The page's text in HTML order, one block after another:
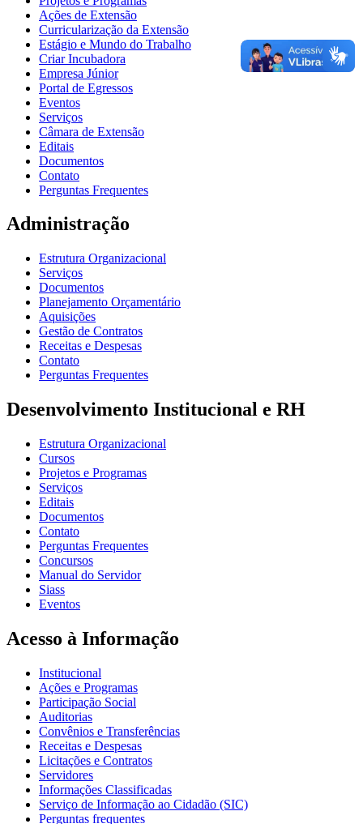
Ações de Extensão
Curricularização da Extensão
Estágio e Mundo do Trabalho
Criar Incubadora
Empresa Júnior
Portal de Egressos
Eventos
Serviços
Câmara de Extensão
Editais
Documentos
Contato
Perguntas Frequentes
Administração
Estrutura Organizacional
Serviços
Documentos
Planejamento Orçamentário
Aquisições
Gestão de Contratos
Receitas e Despesas
Contato
Perguntas Frequentes
Desenvolvimento Institucional e RH
Estrutura Organizacional
Cursos
Projetos e Programas
Serviços
Editais
Documentos
Contato
Perguntas Frequentes
Concursos
Manual do Servidor
Siass
Eventos
Acesso à Informação
Institucional
Ações e Programas
Participação Social
Auditorias
Convênios e Transferências
Receitas e Despesas
Licitações e Contratos
Servidores
Informações Classificadas
Serviço de Informação ao Cidadão (SIC)
Perguntas frequentes